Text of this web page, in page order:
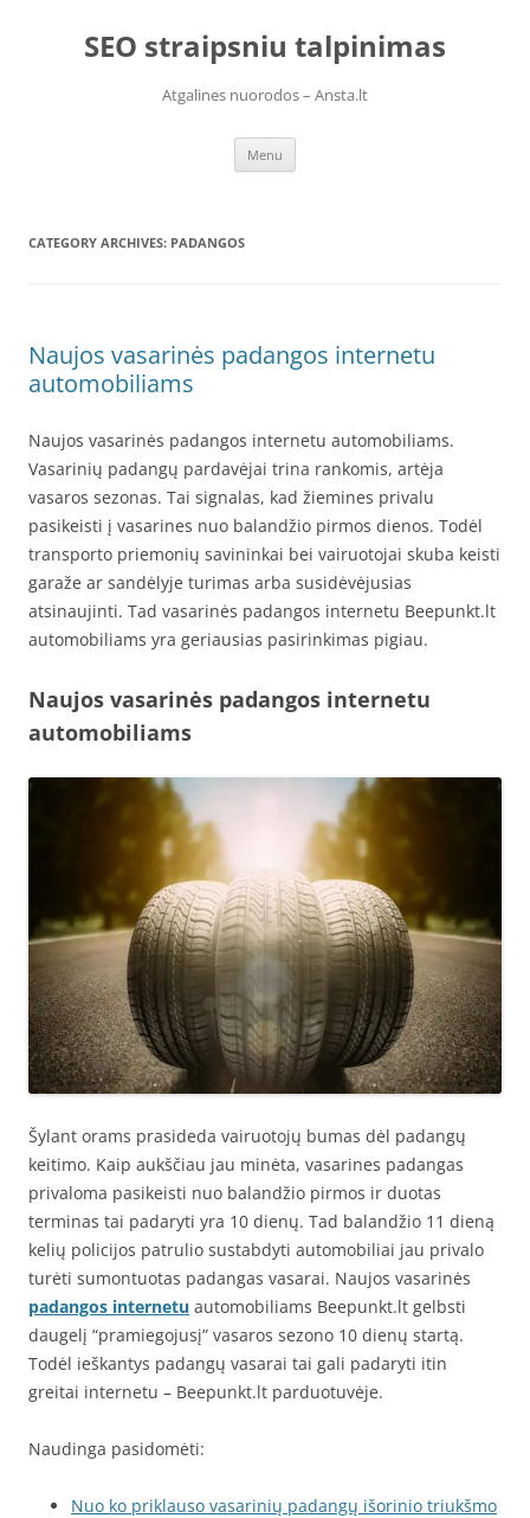
contentSEO straipsniu talpinimas
Atgalines nuorodos – Ansta.lt
Menu
CATEGORY ARCHIVES: PADANGOS
Naujos vasarinės padangos internetu
automobiliams
Naujos vasarinės padangos internetu automobiliams.
Vasarinių padangų pardavėjai trina rankomis, artėja
vasaros sezonas. Tai signalas, kad žiemines privalu
pasikeisti į vasarines nuo balandžio pirmos dienos. Todėl
transporto priemonių savininkai bei vairuotojai skuba keisti
garaže ar sandėlyje turimas arba susidėvėjusias
atsinaujinti. Tad vasarinės padangos internetu Beepunkt.lt
automobiliams yra geriausias pasirinkimas pigiau.
Naujos vasarinės padangos internetu
automobiliams
Šylant orams prasideda vairuotojų bumas dėl padangų
keitimo. Kaip aukščiau jau minėta, vasarines padangas
privaloma pasikeisti nuo balandžio pirmos ir duotas
terminas tai padaryti yra 10 dienų. Tad balandžio 11 dieną
kelių policijos patrulio sustabdyti automobiliai jau privalo
turėti sumontuotas padangas vasarai. Naujos vasarinės
padangos internetu automobiliams Beepunkt.lt gelbsti
daugelį “pramiegojusį” vasaros sezono 10 dienų startą.
Todėl ieškantys padangų vasarai tai gali padaryti itin
greitai internetu – Beepunkt.lt parduotuvėje.
Naudinga pasidomėti:
Nuo ko priklauso vasarinių padangų išorinio triukšmo